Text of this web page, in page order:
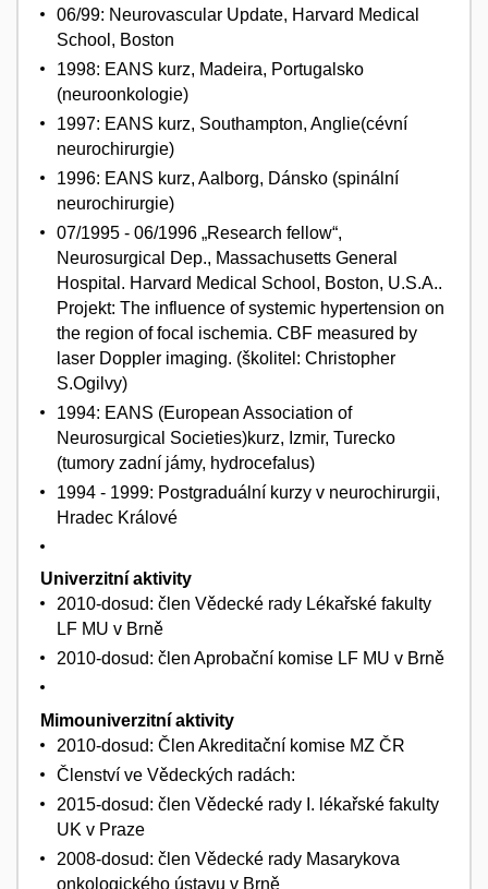
06/99: Neurovascular Update, Harvard Medical
School, Boston
1998: EANS kurz, Madeira, Portugalsko
(neuroonkologie)
1997: EANS kurz, Southampton, Anglie(cévní
neurochirurgie)
1996: EANS kurz, Aalborg, Dánsko (spinální
neurochirurgie)
07/1995 - 06/1996 „Research fellow“,
Neurosurgical Dep., Massachusetts General
Hospital. Harvard Medical School, Boston, U.S.A..
Projekt: The influence of systemic hypertension on
the region of focal ischemia. CBF measured by
laser Doppler imaging. (školitel: Christopher
S.Ogilvy)
1994: EANS (European Association of
Neurosurgical Societies)kurz, Izmir, Turecko
(tumory zadní jámy, hydrocefalus)
1994 - 1999: Postgraduální kurzy v neurochirurgii,
Hradec Králové
Univerzitní aktivity
2010-dosud: člen Vědecké rady Lékařské fakulty
LF MU v Brně
2010-dosud: člen Aprobační komise LF MU v Brně
Mimouniverzitní aktivity
2010-dosud: Člen Akreditační komise MZ ČR
Členství ve Vědeckých radách:
2015-dosud: člen Vědecké rady I. lékařské fakulty
UK v Praze
2008-dosud: člen Vědecké rady Masarykova
onkologického ústavu v Brně